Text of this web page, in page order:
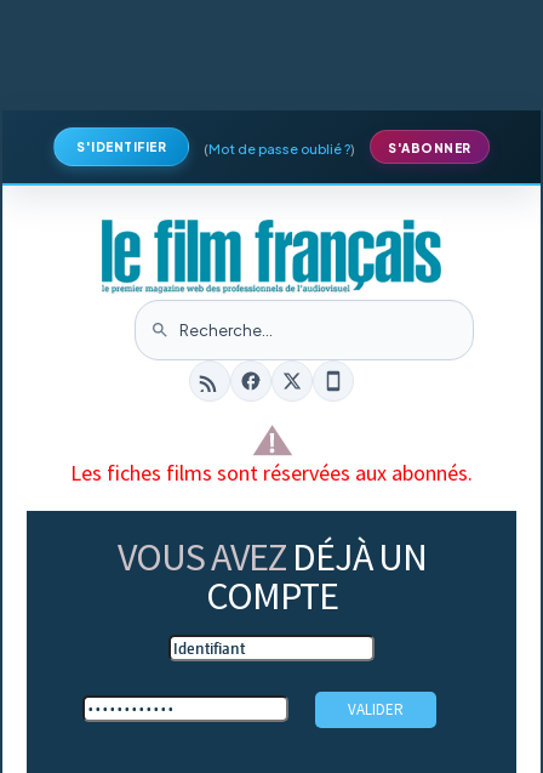
S'IDENTIFIER (Mot de passe oublié ?) S'ABONNER
Les fiches films sont réservées aux abonnés.
VOUS AVEZ DÉJÀ UN
COMPTE